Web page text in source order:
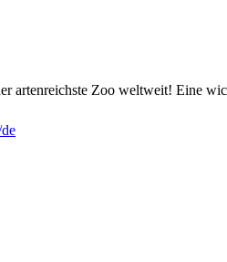
artenreichste Zoo weltweit! Eine